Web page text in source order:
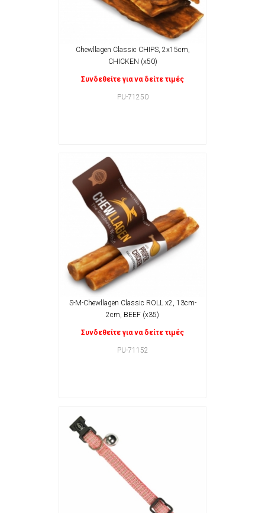
Chewllagen Classic CHIPS, 2x15cm,
CHICKEN (x50)
Συνδεθείτε για να δείτε τιμές
PU-71250
S-M-Chewllagen Classic ROLL x2, 13cm-
2cm, BEEF (x35)
Συνδεθείτε για να δείτε τιμές
PU-71152